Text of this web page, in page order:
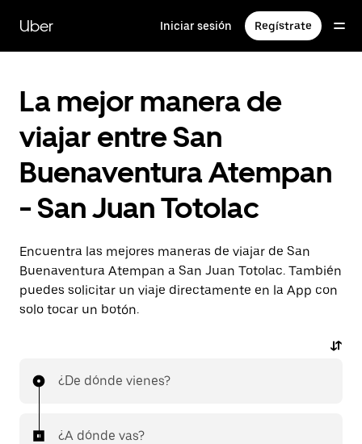
contenido
principal
Uber Iniciar sesión Regístrate
La mejor manera de
viajar entre San
Buenaventura Atempan
- San Juan Totolac
Encuentra las mejores maneras de viajar de San
Buenaventura Atempan a San Juan Totolac. También
puedes solicitar un viaje directamente en la App con
solo tocar un botón.
¿De dónde vienes?
¿A dónde vas?